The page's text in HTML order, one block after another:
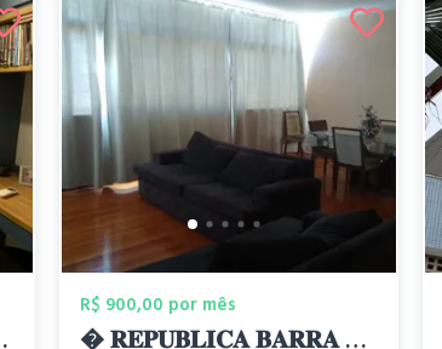
suite
R$ 900,00 por mês
� 𝐑𝐄𝐏𝐔𝐁𝐋𝐈𝐂𝐀 𝐁𝐀𝐑𝐑𝐀 𝐅𝐄𝐌𝐈...